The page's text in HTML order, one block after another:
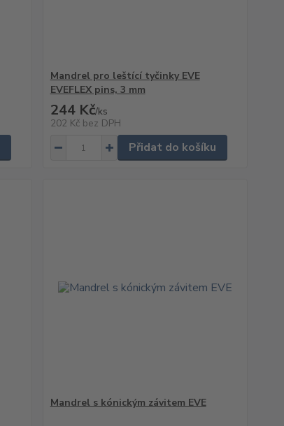
Mandrel pro leštící tyčinky EVE
EVEFLEX pins, 3 mm
244 Kč/ks
202 Kč bez DPH
Přidat do košíku
Mandrel s kónickým závitem EVE